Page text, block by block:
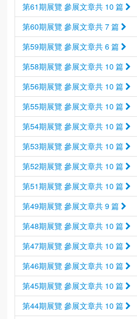
第61期展覽 參展文章共 10 篇
第60期展覽 參展文章共 7 篇
第59期展覽 參展文章共 6 篇
第58期展覽 參展文章共 10 篇
第56期展覽 參展文章共 10 篇
第55期展覽 參展文章共 10 篇
第54期展覽 參展文章共 10 篇
第53期展覽 參展文章共 10 篇
第52期展覽 參展文章共 10 篇
第51期展覽 參展文章共 10 篇
第49期展覽 參展文章共 9 篇
第48期展覽 參展文章共 10 篇
第47期展覽 參展文章共 10 篇
第46期展覽 參展文章共 10 篇
第45期展覽 參展文章共 10 篇
第44期展覽 參展文章共 10 篇